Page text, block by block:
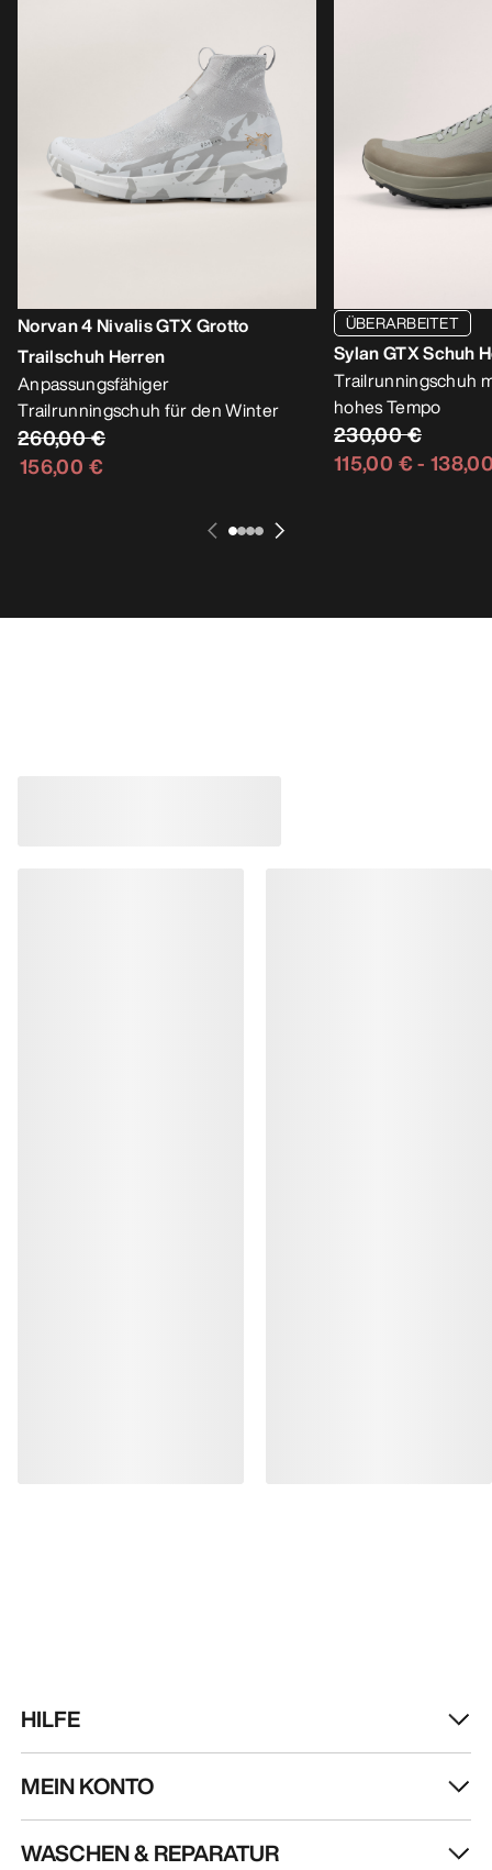
Norvan 4 Nivalis GTX Grotto
Trailschuh Herren
Anpassungsfähiger
Trailrunningschuh für den Winter
260,00 €
156,00 €
ÜBERARBEITET
Sylan GTX Schuh
Trailrunningschuh
hohes Tempo
230,00 €
115,00 €-
HILFE
MEIN KONTO
WASCHEN & REPARATUR